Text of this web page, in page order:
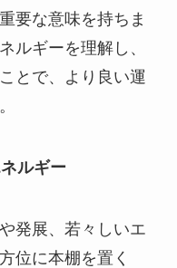
要な意味を持ちま
ルギーを理解し、
とで、より良い運
ルギー
発展、若々しいエ
位に本棚を置く